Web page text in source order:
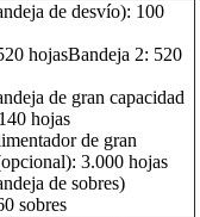
de desvío): 100
hojasBandeja 2: 520
de gran capacidad
hojas
de gran
3.000 hojas
de sobres)
sobres